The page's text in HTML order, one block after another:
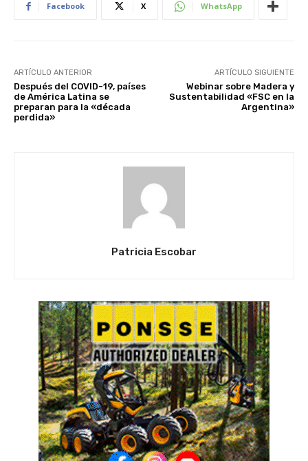
Facebook X WhatsApp
ARTÍCULO ANTERIOR
Después del COVID-19, países
de América Latina se
preparan para la «década
perdida»
ARTÍCULO SIGUIENTE
Webinar sobre Madera y
Sustentabilidad «FSC en la
Argentina»
Patricia Escobar